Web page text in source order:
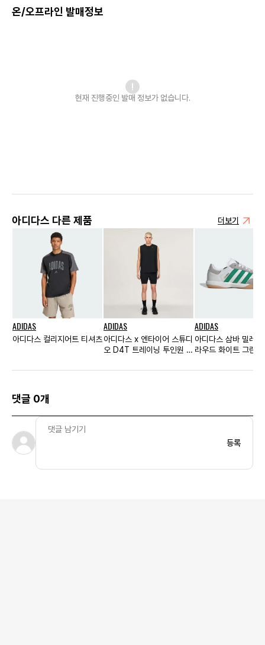
온/오프라인 발매정보
현재 진행중인 발매 정보가 없습니다.
아디다스 다른 제품 더보기
ADIDAS
아디다스 컬리지어트 티셔츠
ADIDAS
아디다스 x 엔타이어 스튜디
오 D4T 트레이닝 투인원 쇼
ADIDAS
아디다스 삼바 밀레
라우드 화이트 그린
댓글 0개
등록